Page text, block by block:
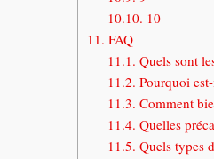
10.10. 10
11. FAQ
11.1. Quels sont
11.2. Pourquoi
11.3. Comment
11.4. Quelles
11.5. Quels types